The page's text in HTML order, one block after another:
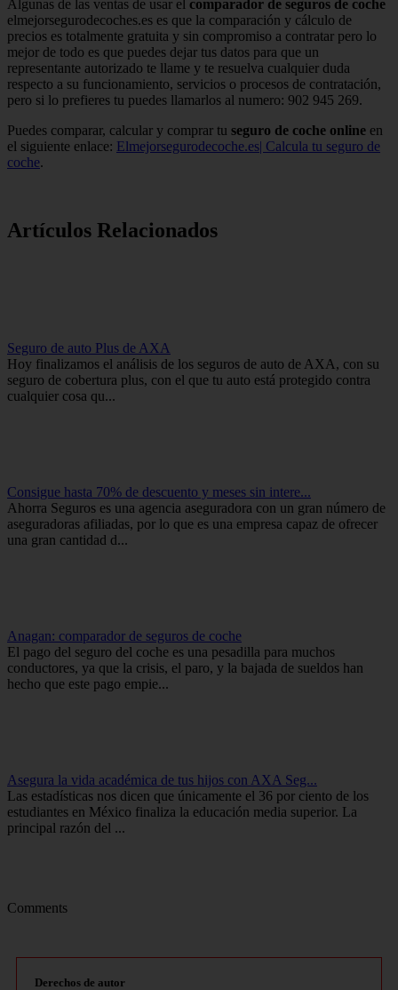
Algunas de las ventas de usar el comparador de seguros de coche
elmejorsegurodecoches.es es que la comparación y cálculo de
precios es totalmente gratuita y sin compromiso a contratar pero lo
mejor de todo es que puedes dejar tus datos para que un
representante autorizado te llame y te resuelva cualquier duda
respecto a su funcionamiento, servicios o procesos de contratación,
pero si lo prefieres tu puedes llamarlos al numero: 902 945 269.
Puedes comparar, calcular y comprar tu seguro de coche online en
el siguiente enlace: Elmejorsegurodecoche.es| Calcula tu seguro de
coche.
Artículos Relacionados
Seguro de auto Plus de AXA
Hoy finalizamos el análisis de los seguros de auto de AXA, con su
seguro de cobertura plus, con el que tu auto está protegido contra
cualquier cosa qu...
Consigue hasta 70% de descuento y meses sin intere...
Ahorra Seguros es una agencia aseguradora con un gran número de
aseguradoras afiliadas, por lo que es una empresa capaz de ofrecer
una gran cantidad d...
Anagan: comparador de seguros de coche
El pago del seguro del coche es una pesadilla para muchos
conductores, ya que la crisis, el paro, y la bajada de sueldos han
hecho que este pago empie...
Asegura la vida académica de tus hijos con AXA Seg...
Las estadísticas nos dicen que únicamente el 36 por ciento de los
estudiantes en México finaliza la educación media superior. La
principal razón del ...
Comments
Derechos de autor